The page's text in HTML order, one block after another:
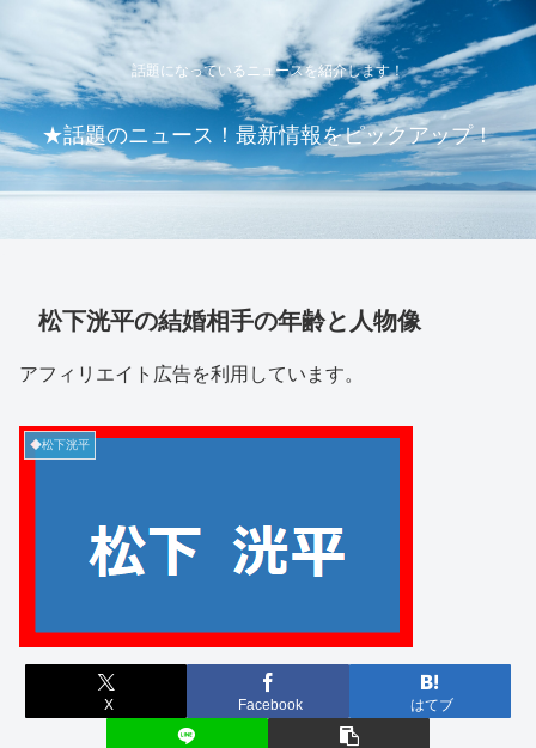
話題になっているニュースを紹介します！
★話題のニュース！最新情報をピックアップ！
松下洸平の結婚相手の年齢と人物像
アフィリエイト広告を利用しています。
◆松下洸平
X Facebook はてブ